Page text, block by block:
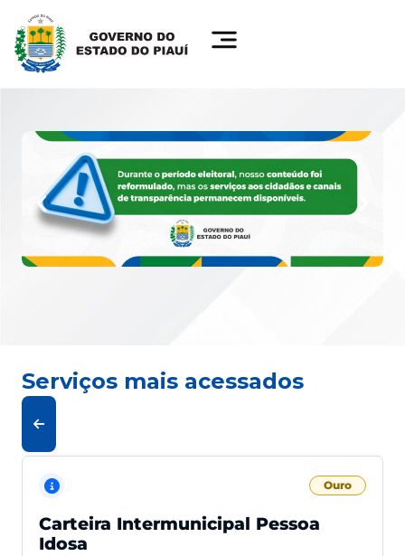
Serviços mais acessados
Ouro
Carteira Intermunicipal Pessoa
Idosa